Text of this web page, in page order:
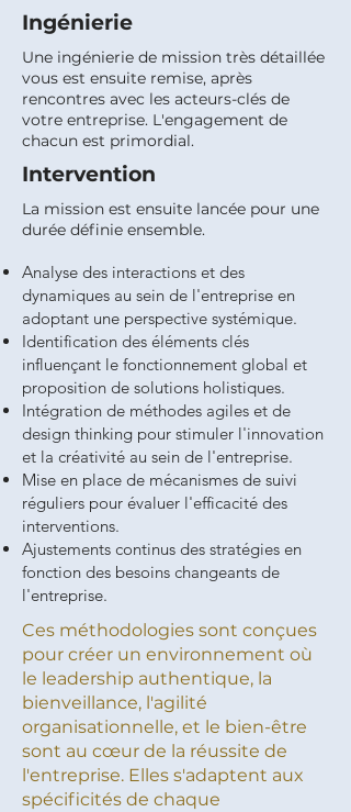
Ingénierie
Une ingénierie de mission très détaillée
vous est ensuite remise, après
rencontres avec les acteurs-clés de
votre entreprise. L'engagement de
chacun est primordial.
Intervention
La mission est ensuite lancée pour une
durée définie ensemble.
Analyse des interactions et des
dynamiques au sein de l'entreprise en
adoptant une perspective systémique.
Identification des éléments clés
influençant le fonctionnement global et
proposition de solutions holistiques.
Intégration de méthodes agiles et de
design thinking pour stimuler l'innovation
et la créativité au sein de l'entreprise.
Mise en place de mécanismes de suivi
réguliers pour évaluer l'efficacité des
interventions.
Ajustements continus des stratégies en
fonction des besoins changeants de
l'entreprise.
Ces méthodologies sont conçues
pour créer un environnement où
le leadership authentique, la
bienveillance, l'agilité
organisationnelle, et le bien-être
sont au cœur de la réussite de
l'entreprise. Elles s'adaptent aux
spécificités de chaque